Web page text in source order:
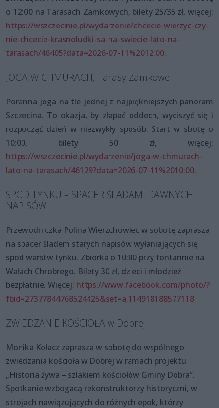
o 12:00 na Tarasach Zamkowych, bilety 25/35 zł, więcej:
https://wszczecinie.pl/wydarzenie/chcecie-wierzyc-czy-
nie-chcecie-krasnoludki-sa-na-swiecie-lato-na-
tarasach/46405?data=2026-07-11%2012:00.
JOGA W CHMURACH, Tarasy Zamkowe
Poranna joga na tle jednej z najpiękniejszych panoram
Szczecina. To okazja, by złapać oddech, wyciszyć się i
rozpocząć dzień w niezwykły sposób. Start w sbotę o
10:00, bilety 50 zł, więcej:
https://wszczecinie.pl/wydarzenie/joga-w-chmurach-
lato-na-tarasach/46129?data=2026-07-11%2010:00.
SPOD TYNKU – SPACER ŚLADAMI DAWNYCH
NAPISÓW
Przewodniczka Polina Wierzchowiec w sobotę zaprasza
na spacer śladem starych napisów wyłaniających się
spod warstw tynku. Zbiórka o 10:00 przy fontannie na
Wałach Chrobrego. Bilety 30 zł, dzieci i młodzież
bezpłatnie. Więcej: https://www.facebook.com/photo/?
fbid=27377844768524425&set=a.114918188577118
ZWIEDZANIE KOŚCIOŁA w Dobrej
Monika Kołacz zaprasza w sobotę do wspólnego
zwiedzania kościoła w Dobrej w ramach projektu
„Historia żywa – szlakiem kościołów Gminy Dobra”.
Spotkanie wzbogacą rekonstruktorzy historyczni, w
strojach nawiązujących do różnych epok, którzy